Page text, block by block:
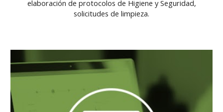
elaboración de protocolos de Higiene y Seguridad,
solicitudes de limpieza.